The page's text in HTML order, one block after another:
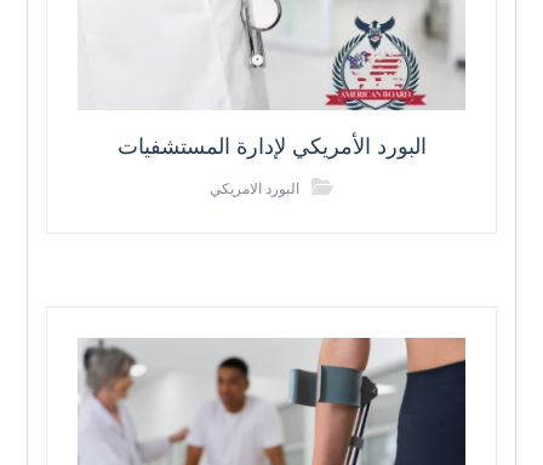
البورد الأمريكي لإدارة المستشفيات
البورد الامريكي